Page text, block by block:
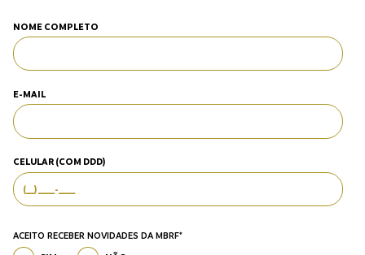
NOME COMPLETO
E-MAIL
CELULAR (COM DDD)
ACEITO RECEBER NOVIDADES DA MBRF*